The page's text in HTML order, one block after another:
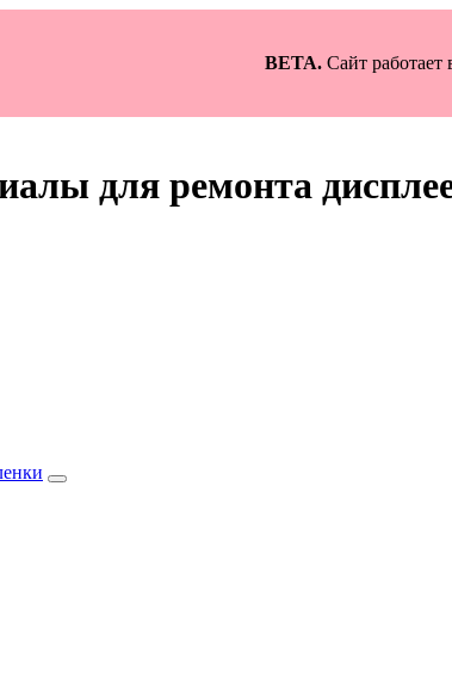
BETA.Сайт работает
для ремонта